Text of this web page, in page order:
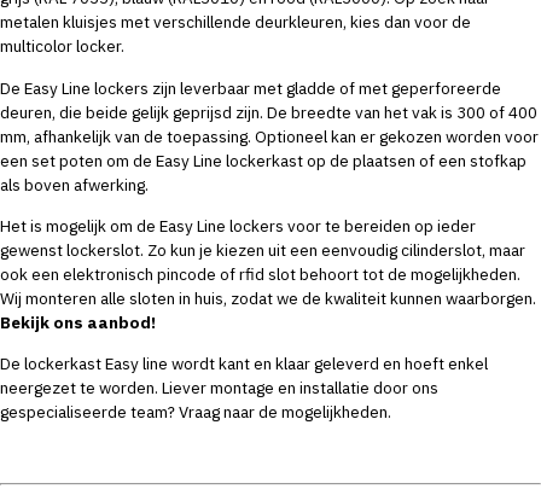
metalen kluisjes met verschillende deurkleuren, kies dan voor de
multicolor locker.
De Easy Line lockers zijn leverbaar met gladde of met geperforeerde
deuren, die beide gelijk geprijsd zijn. De breedte van het vak is 300 of 400
mm, afhankelijk van de toepassing. Optioneel kan er gekozen worden voor
een set poten om de Easy Line lockerkast op de plaatsen of een stofkap
als boven afwerking.
Het is mogelijk om de Easy Line lockers voor te bereiden op ieder
gewenst lockerslot. Zo kun je kiezen uit een eenvoudig cilinderslot, maar
ook een elektronisch pincode of rfid slot behoort tot de mogelijkheden.
Wij monteren alle sloten in huis, zodat we de kwaliteit kunnen waarborgen.
Bekijk ons aanbod!
De lockerkast Easy line wordt kant en klaar geleverd en hoeft enkel
neergezet te worden. Liever montage en installatie door ons
gespecialiseerde team? Vraag naar de mogelijkheden.